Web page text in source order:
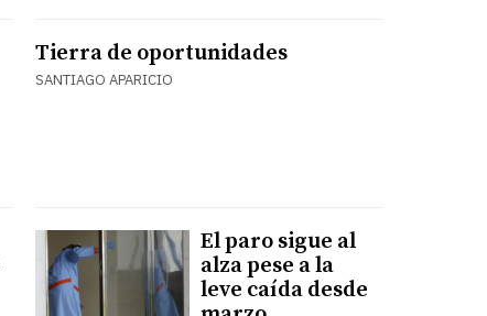
Tierra de oportunidades
SANTIAGO APARICIO
El paro sigue al
alza pese a la
leve caída desde